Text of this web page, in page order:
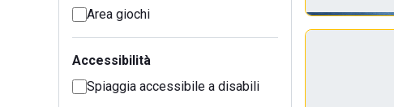
Area giochi
Accessibilità
Spiaggia accessibile a disabili